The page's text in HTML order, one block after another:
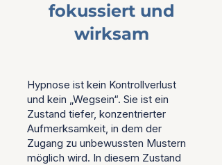
fokussiert und
wirksam
Hypnose ist kein Kontrollverlust
und kein „Wegsein“. Sie ist ein
Zustand tiefer, konzentrierter
Aufmerksamkeit, in dem der
Zugang zu unbewussten Mustern
möglich wird. In diesem Zustand